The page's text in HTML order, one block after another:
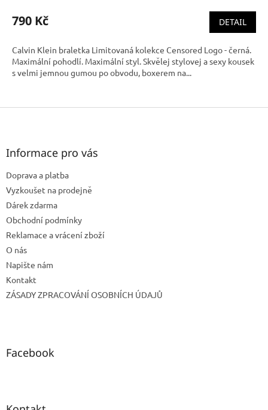
790 Kč DETAIL
Calvin Klein braletka Limitovaná kolekce Censored Logo - černá.
Maximální pohodlí. Maximální styl. Skvělej stylovej a sexy kousek
s velmi jemnou gumou po obvodu, boxerem na...
Z
Informace pro vás
Doprava a platba
Vyzkoušet na prodejně
Dárek zdarma
Obchodní podmínky
Reklamace a vrácení zboží
O nás
Napište nám
Kontakt
ZÁSADY ZPRACOVÁNÍ OSOBNÍCH ÚDAJŮ
Facebook